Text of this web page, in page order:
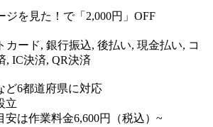
ジを見た！で「2,000円」OFF
カード, 銀行振込, 後払い, 現金払い, コ
, IC決済, QR決済
ど6都道府県に対応
立
安は作業料金6,600円（税込）~